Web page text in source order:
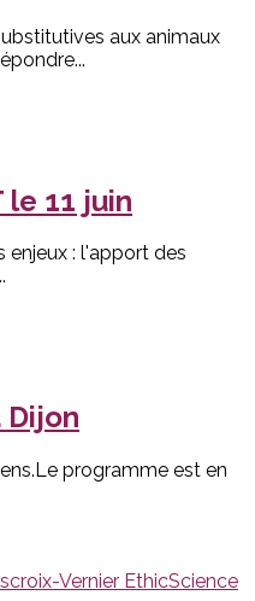
aux animaux
le 11 juin
enjeux : l'apport des
Dijon
programme est en